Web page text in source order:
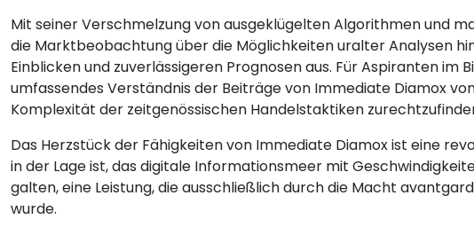
Mit seiner Verschmelzung von ausgeklügelten Algorithmen und
die Marktbeobachtung über die Möglichkeiten uralter Analysen
Einblicken und zuverlässigeren Prognosen aus. Für Aspiranten im
umfassendes Verständnis der Beiträge von Immediate Diamox
Komplexität der zeitgenössischen Handelstaktiken
Das Herzstück der Fähigkeiten von Immediate Diamox ist eine
in der Lage ist, das digitale Informationsmeer mit
galten, eine Leistung, die ausschließlich durch die Macht
wurde.